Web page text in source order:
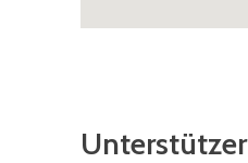
Unterstützer